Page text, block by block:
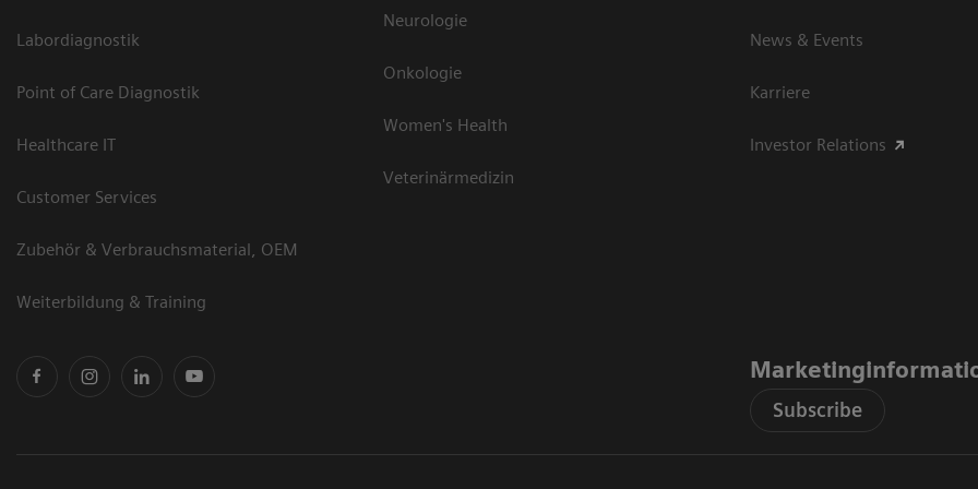
Labordiagnostik
Point of Care Diagnostik
Healthcare IT
Customer Services
Zubehör & Verbrauchsmaterial, OEM
Weiterbildung & Training
Neurologie
Onkologie
Women's Health
Veterinärmedizin
News & Events
Karriere
Investor Relations
Subscribe